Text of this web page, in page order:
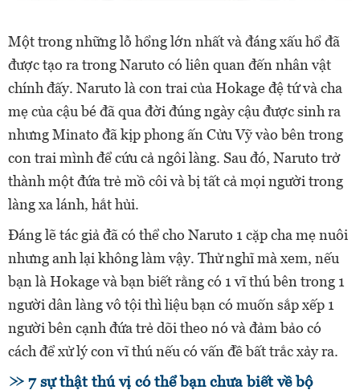
Một trong những lỗ hổng lớn nhất và đáng xấu hổ đã
được tạo ra trong Naruto có liên quan đến nhân vật
chính đấy. Naruto là con trai của Hokage đệ tứ và cha
mẹ của cậu bé đã qua đời đúng ngày cậu được sinh ra
nhưng Minato đã kịp phong ấn Cửu Vỹ vào bên trong
con trai mình để cứu cả ngôi làng. Sau đó, Naruto trở
thành một đứa trẻ mồ côi và bị tất cả mọi người trong
làng xa lánh, hắt hủi.
Đáng lẽ tác giả đã có thể cho Naruto 1 cặp cha mẹ nuôi
nhưng anh lại không làm vậy. Thử nghĩ mà xem, nếu
bạn là Hokage và bạn biết rằng có 1 vĩ thú bên trong 1
người dân làng vô tội thì liệu bạn có muốn sắp xếp 1
người bên cạnh đứa trẻ dõi theo nó và đảm bảo có
cách để xử lý con vĩ thú nếu có vấn đề bất trắc xảy ra.
7 sự thật thú vị có thể bạn chưa biết về bộ